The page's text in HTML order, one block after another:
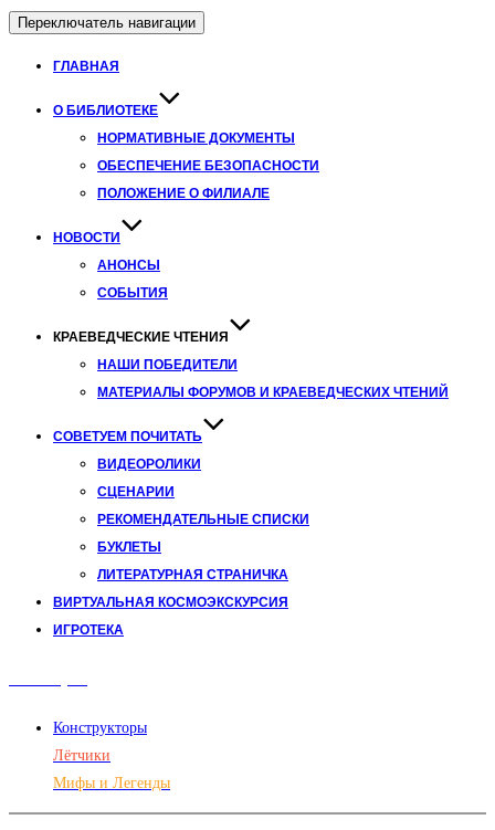
Переключатель навигации
ГЛАВНАЯ
О БИБЛИОТЕКЕ
НОРМАТИВНЫЕ ДОКУМЕНТЫ
ОБЕСПЕЧЕНИЕ БЕЗОПАСНОСТИ
ПОЛОЖЕНИЕ О ФИЛИАЛЕ
НОВОСТИ
АНОНСЫ
СОБЫТИЯ
КРАЕВЕДЧЕСКИЕ ЧТЕНИЯ
НАШИ ПОБЕДИТЕЛИ
МАТЕРИАЛЫ ФОРУМОВ И КРАЕВЕДЧЕСКИХ ЧТЕНИЙ
СОВЕТУЕМ ПОЧИТАТЬ
ВИДЕОРОЛИКИ
СЦЕНАРИИ
РЕКОМЕНДАТЕЛЬНЫЕ СПИСКИ
БУКЛЕТЫ
ЛИТЕРАТУРНАЯ СТРАНИЧКА
ВИРТУАЛЬНАЯ КОСМОЭКСКУРСИЯ
ИГРОТЕКА
Конструкторы
Лётчики
Мифы и Легенды